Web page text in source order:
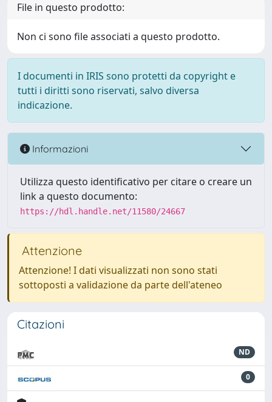
File in questo prodotto:
Non ci sono file associati a questo prodotto.
I documenti in IRIS sono protetti da copyright e
tutti i diritti sono riservati, salvo diversa
indicazione.
Informazioni
Utilizza questo identificativo per citare o creare un
link a questo documento:
https://hdl.handle.net/11580/24667
Attenzione
Attenzione! I dati visualizzati non sono stati
sottoposti a validazione da parte dell'ateneo
Citazioni
ND
0